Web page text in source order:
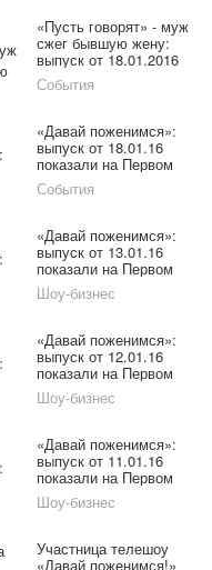
поженимся»
«Пусть говорят» - муж
сжег бывшую жену:
выпуск от 18.01.2016
показали на Первом
канале онлайн
События
«Давай поженимся»:
выпуск от 18.01.16
показали на Первом
канале онлайн
События
«Давай поженимся»:
выпуск от 13.01.16
показали на Первом
канале онлайн
Шоу-бизнес
«Давай поженимся»:
выпуск от 12.01.16
показали на Первом
канале онлайн
Шоу-бизнес
«Давай поженимся»:
выпуск от 11.01.16
показали на Первом
канале онлайн
Шоу-бизнес
Участница телешоу
«Давай поженимся!»